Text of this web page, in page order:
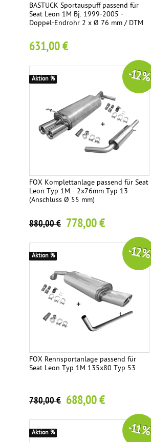
BASTUCK Sportauspuff passend für
Seat Leon 1M Bj. 1999-2005 -
Doppel-Endrohr 2 x Ø 76 mm / DTM
631,00 €
FOX Komplettanlage passend für Seat
Leon Typ 1M - 2x76mm Typ 13
(Anschluss Ø 55 mm)
880,00 € 778,00 €
-12 %
Aktion %
FOX Rennsportanlage passend für
Seat Leon Typ 1M 135x80 Typ 53
780,00 € 688,00 €
-12 %
Aktion %
-11 %
Aktion %